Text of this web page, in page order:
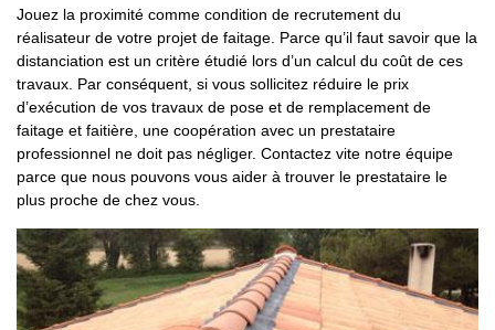
Jouez la proximité comme condition de recrutement du
réalisateur de votre projet de faitage. Parce qu’il faut savoir que la
distanciation est un critère étudié lors d’un calcul du coût de ces
travaux. Par conséquent, si vous sollicitez réduire le prix
d’exécution de vos travaux de pose et de remplacement de
faitage et faitière, une coopération avec un prestataire
professionnel ne doit pas négliger. Contactez vite notre équipe
parce que nous pouvons vous aider à trouver le prestataire le
plus proche de chez vous.